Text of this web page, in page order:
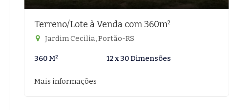
Terreno/Lote à Venda com 360m²
Jardim Cecilia, Portão-RS
360 M² 12 x 30 Dimensões
Mais informações